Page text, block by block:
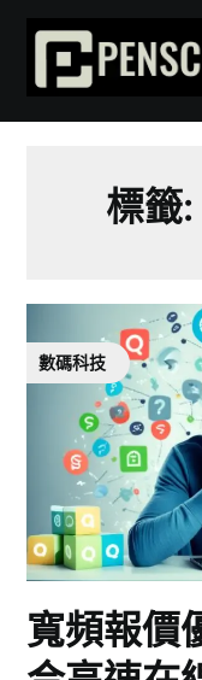
content
標籤:
數碼科技
寬頻報價